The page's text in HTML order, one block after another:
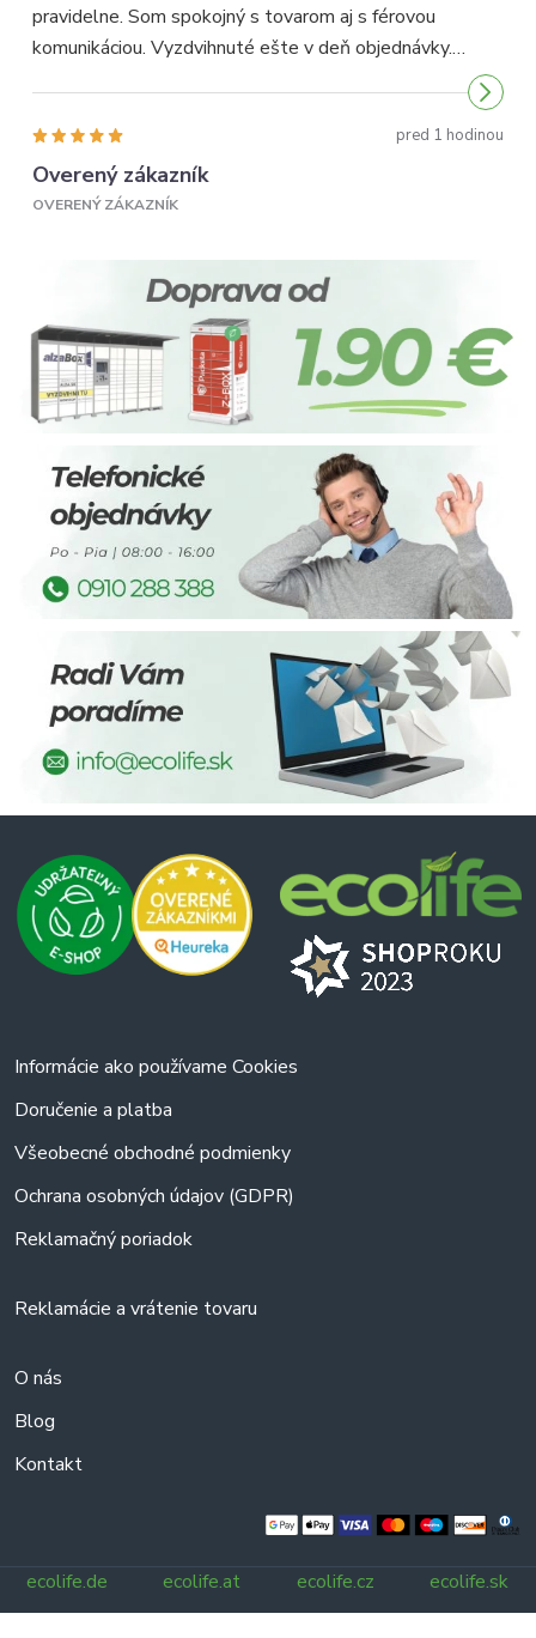
pravidelne. Som spokojný s tovarom aj s férovou
komunikáciou. Vyzdvihnuté ešte v deň objednávky.
pred 1 hodinou
Overený zákazník
OVERENÝ ZÁKAZNÍK
Informácie ako používame Cookies
Doručenie a platba
Všeobecné obchodné podmienky
Ochrana osobných údajov (GDPR)
Reklamačný poriadok
Reklamácie a vrátenie tovaru
O nás
Blog
Kontakt
ecolife.de ecolife.at ecolife.cz ecolife.sk